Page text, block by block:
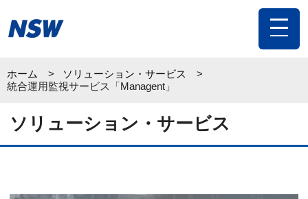
toggle
ホーム
ソリューション・サービス
統合運用監視サービス「Managent」
ソリューション・サービス